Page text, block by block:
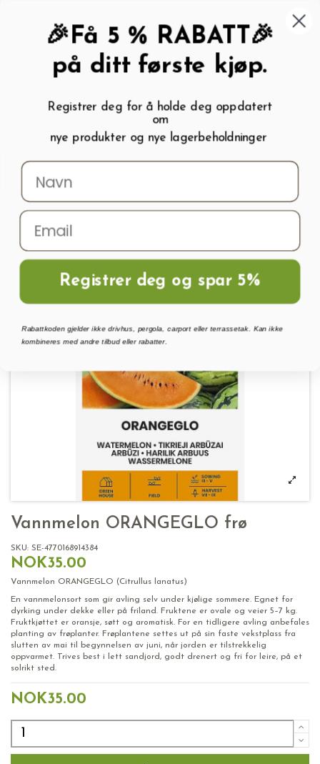
My wishlist ( 0
Menu Søk Logg inn Handlevogn
Hjem
ORANGEGLO
Vannmelon ORANGEGLO frø
SKU: SE-4770168914384
NOK35.00
Vannmelon ORANGEGLO (Citrullus lanatus)
En vannmelonsort som gir avling selv under kjølige sommere. Egnet for
dyrking under dekke eller på friland. Fruktene er ovale og veier 5–7 kg.
Fruktkjøttet er oransje, søtt og aromatisk. For en tidligere avling anbefales
planting av frøplanter. Frøplantene settes ut på sin faste vekstplass fra
slutten av mai til begynnelsen av juni, når jorden er tilstrekkelig
oppvarmet. Trives best i lett sandjord, godt drenert og fri for leire, på et
solrikt sted.
NOK35.00
🎉Få 5 % RABATT🎉
på ditt første kjøp.
Registrer deg for å holde deg oppdatert
om
nye produkter og nye lagerbeholdninger
Registrer deg og spar 5%
Rabattkoden gjelder ikke drivhus, pergola, carport eller terrassetak. Kan ikke
kombineres med andre tilbud eller rabatter.